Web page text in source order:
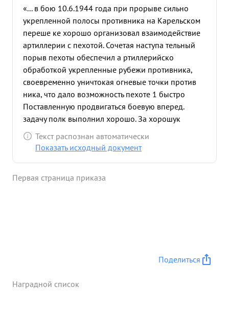
«... в бою 10.6.1944 года при прорыве сильно
укрепленной полосы противника на Карельском
переше ке хорошо организовал взаимодействие
артиллерии с пехотой. Сочетая наступа тельный
порыв пехоты обеспечил а ртиллерийско
обработкой укрепленные рубежи противника,
своевременно уничтокая огневые точки против
ника, что дало возможность пехоте 1 быстро
Поставленную продвигаться боевую вперед.
задачу полк выполнил хорошо. За хорошук
организацию боях настойчивость и ре тельность в
бою. достоин Прави телю общественности ...»
Текст распознан автоматически
Показать исходный документ
Первая страница приказа
Поделиться
Наградной список